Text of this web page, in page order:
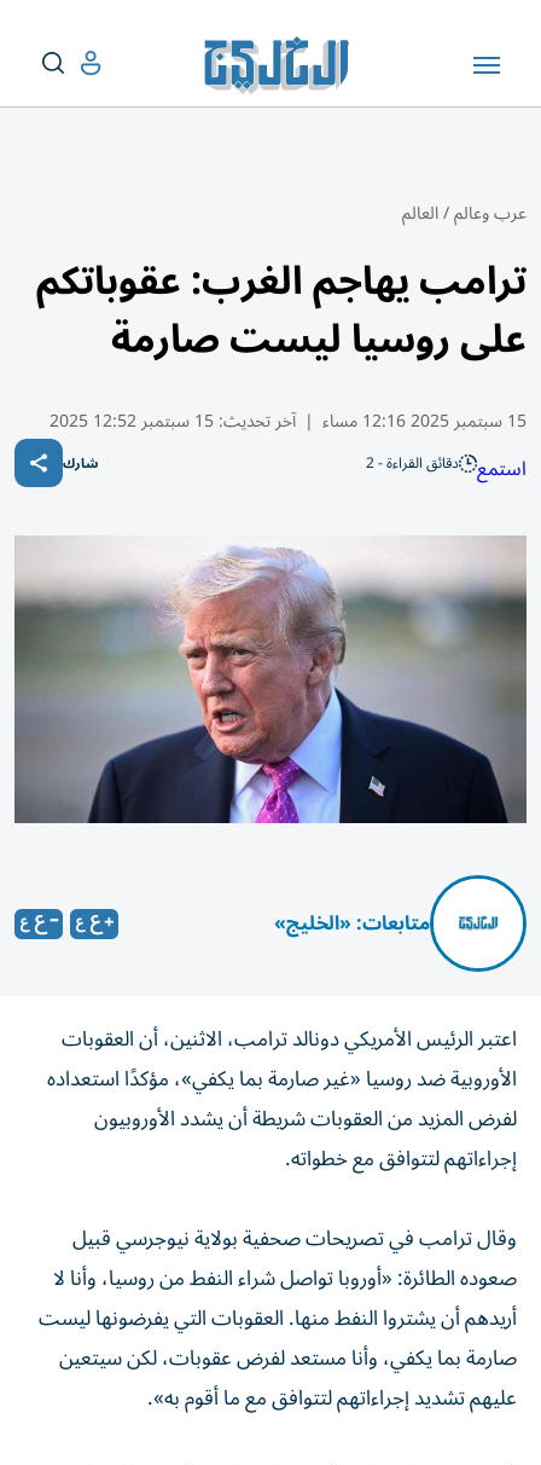
عرب وعالم/العالم
ترامب يهاجم الغرب: عقوباتكم
على روسيا ليست صارمة
15 سبتمبر 2025 12:16 مساء | آخر تحديث:15 سبتمبر 12:52 2025
استمع دقائق القراءة - 2 شارك
متابعات: «الخليج»
اعتبر الرئيس الأمريكي دونالد ترامب، الاثنين، أن العقوبات
الأوروبية ضد روسيا «غير صارمة بما يكفي»، مؤكدًا استعداده
لفرض المزيد من العقوبات شريطة أن يشدد الأوروبيون
إجراءاتهم لتتوافق مع خطواته.
وقال ترامب في تصريحات صحفية بولاية نيوجرسي قبيل
صعوده الطائرة: «أوروبا تواصل شراء النفط من روسيا، وأنا لا
أريدهم أن يشتروا النفط منها. العقوبات التي يفرضونها ليست
صارمة بما يكفي، وأنا مستعد لفرض عقوبات، لكن سيتعين
عليهم تشديد إجراءاتهم لتتوافق مع ما أقوم به».